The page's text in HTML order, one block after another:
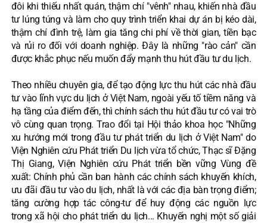
đôi khi thiếu nhất quán, thậm chí "vênh" nhau, khiến nhà đầu
tư lúng túng và làm cho quy trình triển khai dự án bị kéo dài,
thậm chí đình trệ, làm gia tăng chi phí về thời gian, tiền bạc
và rủi ro đối với doanh nghiệp. Đây là những "rào cản" cần
được khắc phục nếu muốn đẩy mạnh thu hút đầu tư du lịch.
Theo nhiều chuyên gia, để tạo động lực thu hút các nhà đầu
tư vào lĩnh vực du lịch ở Việt Nam, ngoài yếu tố tiềm năng và
hạ tầng của điểm đến, thì chính sách thu hút đầu tư có vai trò
vô cùng quan trọng. Trao đổi tại Hội thảo khoa học "Những
xu hướng mới trong đầu tư phát triển du lịch ở Việt Nam" do
Viện Nghiên cứu Phát triển Du lịch vừa tổ chức, Thạc sĩ Đặng
Thị Giang, Viện Nghiên cứu Phát triển bền vững Vùng đề
xuất: Chính phủ cần ban hành các chính sách khuyến khích,
ưu đãi đầu tư vào du lịch, nhất là với các địa bàn trọng điểm;
tăng cường hợp tác công-tư để huy động các nguồn lực
trong xã hội cho phát triển du lịch... Khuyến nghị một số giải